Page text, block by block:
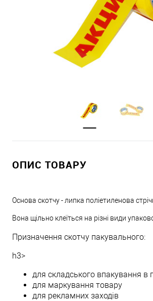
ОПИС ТОВАРУ
Основа скотчу - липка поліетиленова
Вона щільно клеїться на різні види
Призначення скотчу пакувального:
h3>
для складського впакування в
для маркування товару
для рекламних заходів